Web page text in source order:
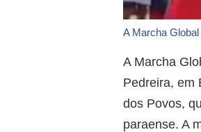
A Marcha
A Marcha
Pedreira, em
dos Povos,
paraense. A